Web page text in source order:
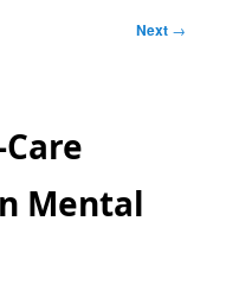
Next →
Mental